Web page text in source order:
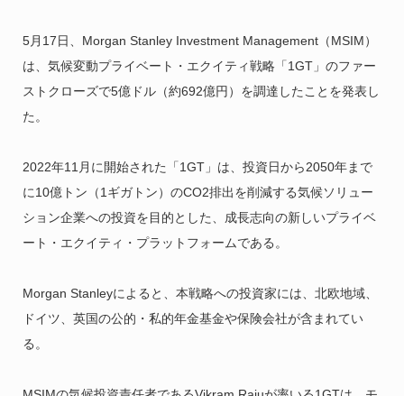
5月17日、Morgan Stanley Investment Management（MSIM）
は、気候変動プライベート・エクイティ戦略「1GT」のファー
ストクローズで5億ドル（約692億円）を調達したことを発表し
た。
2022年11月に開始された「1GT」は、投資日から2050年まで
に10億トン（1ギガトン）のCO2排出を削減する気候ソリュー
ション企業への投資を目的とした、成長志向の新しいプライベ
ート・エクイティ・プラットフォームである。
Morgan Stanleyによると、本戦略への投資家には、北欧地域、
ドイツ、英国の公的・私的年金基金や保険会社が含まれてい
る。